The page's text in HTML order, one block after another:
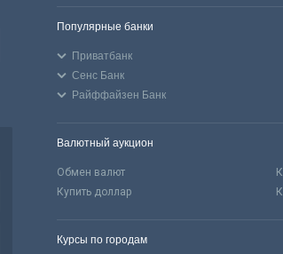
Популярные банки
Приватбанк
Сенс Банк
Райффайзен Банк
Валютный аукцион
Обмен валют
Купить доллар
Курсы по городам